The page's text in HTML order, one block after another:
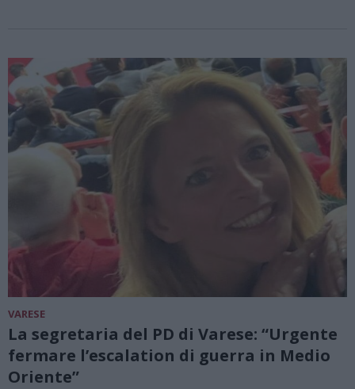
VARESE
La segretaria del PD di Varese: “Urgente
fermare l’escalation di guerra in Medio
Oriente”